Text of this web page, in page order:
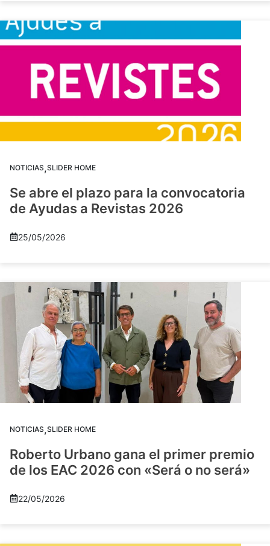
NOTICIAS,SLIDER HOME
Se abre el plazo para la convocatoria
de Ayudas a Revistas 2026
25/05/2026
NOTICIAS,SLIDER HOME
Roberto Urbano gana el primer premio
de los EAC 2026 con «Será o no será»
22/05/2026